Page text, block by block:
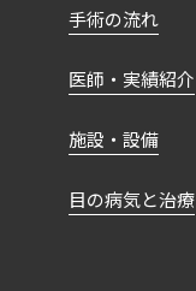
手術の流れ
医師・実績紹介
施設・設備
目の病気と治療